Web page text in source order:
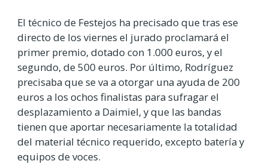
El técnico de Festejos ha precisado que tras ese
directo de los viernes el jurado proclamará el
primer premio, dotado con 1.000 euros, y el
segundo, de 500 euros. Por último, Rodríguez
precisaba que se va a otorgar una ayuda de 200
euros a los ochos finalistas para sufragar el
desplazamiento a Daimiel, y que las bandas
tienen que aportar necesariamente la totalidad
del material técnico requerido, excepto batería y
equipos de voces.